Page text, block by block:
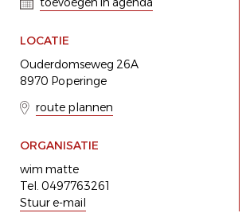
LOCATIE
Ouderdomseweg 26A
8970 Poperinge
route plannen
ORGANISATIE
wim matte
Tel. 0497763261
Stuur e-mail